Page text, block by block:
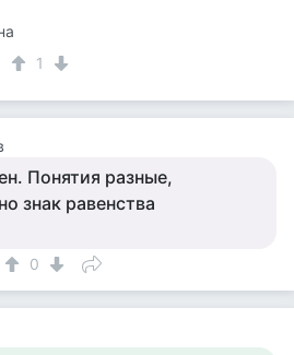
1
Понятия разные,
знак равенства
0